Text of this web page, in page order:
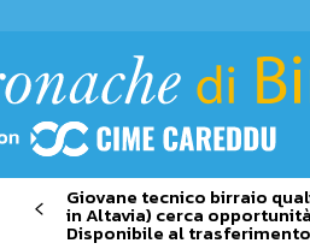
Giovane tecnico birraio
in Altavia) cerca
Disponibile al trasferimento